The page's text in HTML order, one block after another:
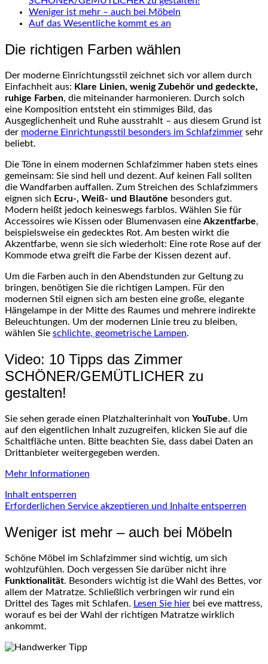
Weniger ist mehr – auch bei Möbeln
Auf das Wesentliche kommt es an
Die richtigen Farben wählen
Der moderne Einrichtungsstil zeichnet sich vor allem durch
Einfachheit aus: Klare Linien, wenig Zubehör und gedeckte,
ruhige Farben, die miteinander harmonieren. Durch solch
eine Komposition entsteht ein stimmiges Bild, das
Ausgeglichenheit und Ruhe ausstrahlt – aus diesem Grund ist
der moderne Einrichtungsstil besonders im Schlafzimmer sehr
beliebt.
Die Töne in einem modernen Schlafzimmer haben stets eines
gemeinsam: Sie sind hell und dezent. Auf keinen Fall sollten
die Wandfarben auffallen. Zum Streichen des Schlafzimmers
eignen sich Ecru-, Weiß- und Blautöne besonders gut.
Modern heißt jedoch keineswegs farblos. Wählen Sie für
Accessoires wie Kissen oder Blumenvasen eine Akzentfarbe,
beispielsweise ein gedecktes Rot. Am besten wirkt die
Akzentfarbe, wenn sie sich wiederholt: Eine rote Rose auf der
Kommode etwa greift die Farbe der Kissen dezent auf.
Um die Farben auch in den Abendstunden zur Geltung zu
bringen, benötigen Sie die richtigen Lampen. Für den
modernen Stil eignen sich am besten eine große, elegante
Hängelampe in der Mitte des Raumes und mehrere indirekte
Beleuchtungen. Um der modernen Linie treu zu bleiben,
wählen Sie schlichte, geometrische Lampen.
Video: 10 Tipps das Zimmer
SCHÖNER/GEMÜTLICHER zu
gestalten!
Sie sehen gerade einen Platzhalterinhalt von YouTube. Um
auf den eigentlichen Inhalt zuzugreifen, klicken Sie auf die
Schaltfläche unten. Bitte beachten Sie, dass dabei Daten an
Drittanbieter weitergegeben werden.
Mehr Informationen
Inhalt entsperren
Erforderlichen Service akzeptieren und Inhalte entsperren
Weniger ist mehr – auch bei Möbeln
Schöne Möbel im Schlafzimmer sind wichtig, um sich
wohlzufühlen. Doch vergessen Sie darüber nicht ihre
Funktionalität. Besonders wichtig ist die Wahl des Bettes, vor
allem der Matratze. Schließlich verbringen wir rund ein
Drittel des Tages mit Schlafen. Lesen Sie hier bei eve mattress,
worauf es bei der Wahl der richtigen Matratze wirklich
ankommt.